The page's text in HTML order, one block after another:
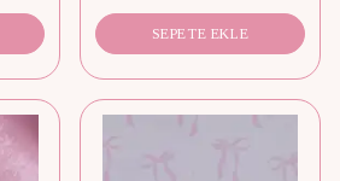
SEPETE EKLE